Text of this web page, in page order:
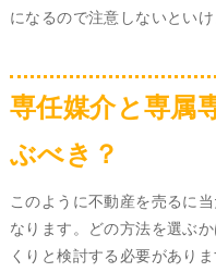
になるので注意しないといけ
専任媒介と専属
ぶべき？
このように不動産を売るに
なります。どの方法を選ぶ
くりと検討する必要があり